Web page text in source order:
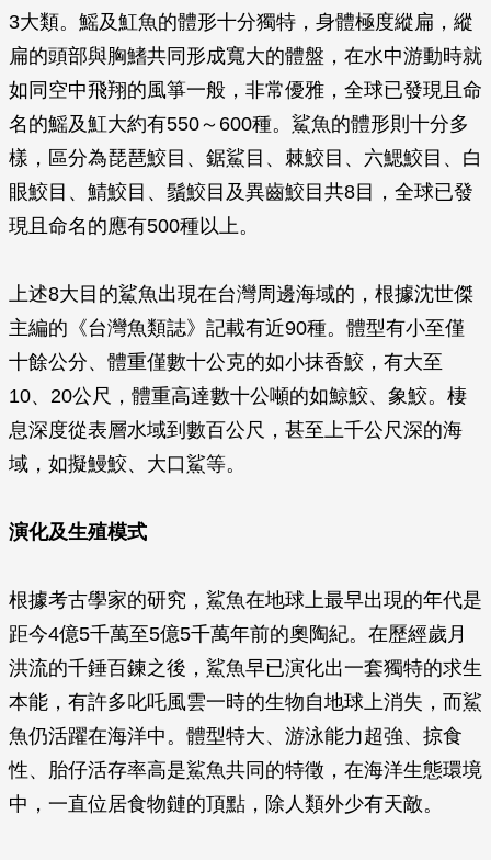
3大類。鰩及魟魚的體形十分獨特，身體極度縱扁，縱
扁的頭部與胸鰭共同形成寬大的體盤，在水中游動時就
如同空中飛翔的風箏一般，非常優雅，全球已發現且命
名的鰩及魟大約有550～600種。鯊魚的體形則十分多
樣，區分為琵琶鮫目、鋸鯊目、棘鮫目、六鰓鮫目、白
眼鮫目、鯖鮫目、鬚鮫目及異齒鮫目共8目，全球已發
現且命名的應有500種以上。
上述8大目的鯊魚出現在台灣周邊海域的，根據沈世傑
主編的《台灣魚類誌》記載有近90種。體型有小至僅
十餘公分、體重僅數十公克的如小抹香鮫，有大至
10、20公尺，體重高達數十公噸的如鯨鮫、象鮫。棲
息深度從表層水域到數百公尺，甚至上千公尺深的海
域，如擬鰻鮫、大口鯊等。
演化及生殖模式
根據考古學家的研究，鯊魚在地球上最早出現的年代是
距今4億5千萬至5億5千萬年前的奧陶紀。在歷經歲月
洪流的千錘百鍊之後，鯊魚早已演化出一套獨特的求生
本能，有許多叱吒風雲一時的生物自地球上消失，而鯊
魚仍活躍在海洋中。體型特大、游泳能力超強、掠食
性、胎仔活存率高是鯊魚共同的特徵，在海洋生態環境
中，一直位居食物鏈的頂點，除人類外少有天敵。